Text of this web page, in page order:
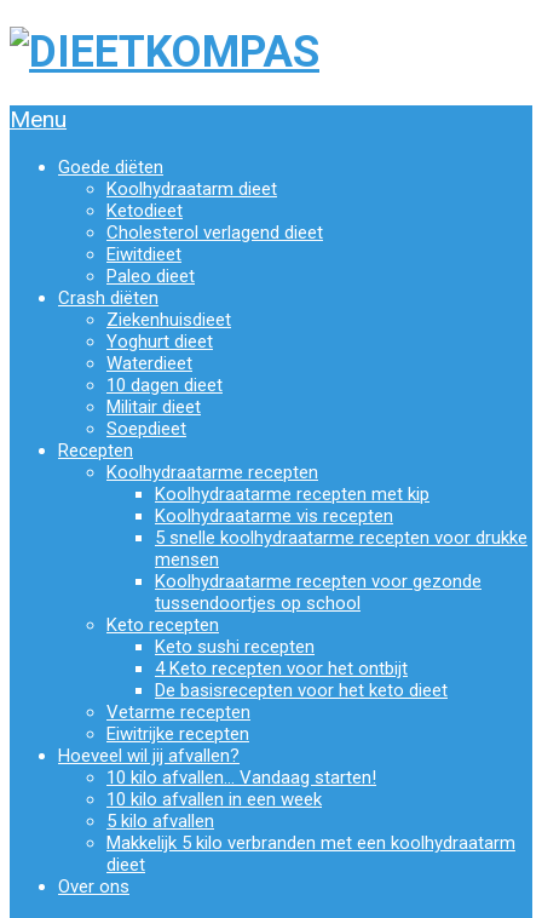
Menu
Goede diëten
Koolhydraatarm dieet
Ketodieet
Cholesterol verlagend dieet
Eiwitdieet
Paleo dieet
Crash diëten
Ziekenhuisdieet
Yoghurt dieet
Waterdieet
10 dagen dieet
Militair dieet
Soepdieet
Recepten
Koolhydraatarme recepten
Koolhydraatarme recepten met kip
Koolhydraatarme vis recepten
5 snelle koolhydraatarme recepten voor drukke
mensen
Koolhydraatarme recepten voor gezonde
tussendoortjes op school
Keto recepten
Keto sushi recepten
4 Keto recepten voor het ontbijt
De basisrecepten voor het keto dieet
Vetarme recepten
Eiwitrijke recepten
Hoeveel wil jij afvallen?
10 kilo afvallen… Vandaag starten!
10 kilo afvallen in een week
5 kilo afvallen
Makkelijk 5 kilo verbranden met een koolhydraatarm
dieet
Over ons